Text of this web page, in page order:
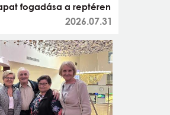
fogadása a reptéren
2026.07.31